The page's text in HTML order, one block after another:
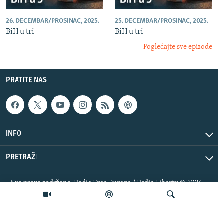
26. DECEMBAR/PROSINAC, 2025.
BiH u tri
25. DECEMBAR/PROSINAC, 2025.
BiH u tri
Pogledajte sve epizode
PRATITE NAS
INFO
PRETRAŽI
Sva prava zadržana. Radio Free Europe / Radio Liberty © 2026
RFE/RL, Inc.